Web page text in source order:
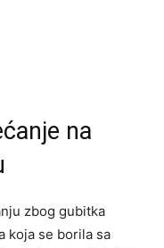
na
zbog gubitka
koja se borila sa